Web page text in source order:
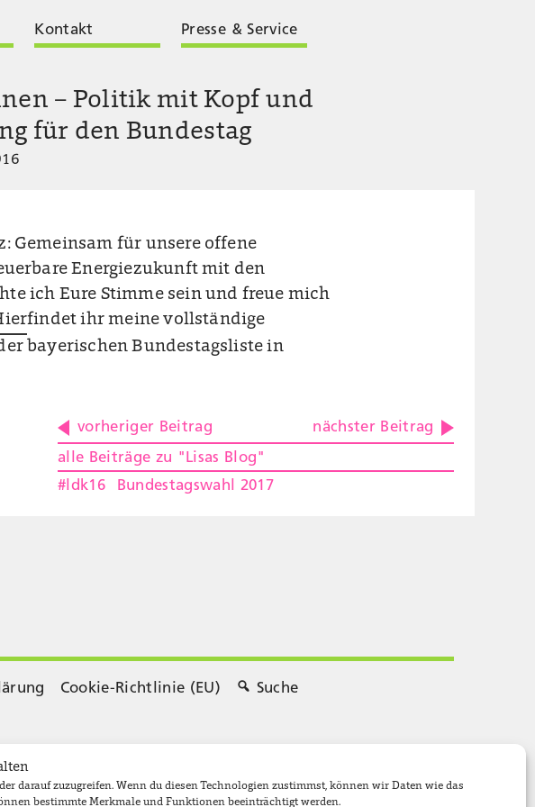
darauf zuzugreifen. Wenn du diesen Technologien zustimmst, können wir Daten wie das
bestimmte Merkmale und Funktionen beeinträchtigt werden.
Kontakt Presse & Service
– Politik mit Kopf und
für den Bundestag
Gemeinsam für unsere offene
Energiezukunft mit den
ich Eure Stimme sein und freue mich
findet ihr meine vollständige
bayerischen Bundestagsliste in
vorheriger Beitrag
nächster Beitrag
alle Beiträge zu "Lisas Blog"
#ldk16
Bundestagswahl 2017
Cookie-Richtlinie (EU) Suche